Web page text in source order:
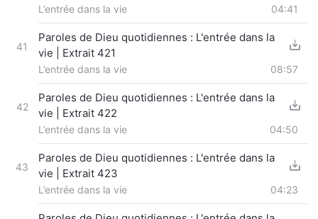
L’entrée dans la vie 04:41
41
Paroles de Dieu quotidiennes : L'entrée dans la
vie | Extrait 421
L’entrée dans la vie 08:57
42
Paroles de Dieu quotidiennes : L'entrée dans la
vie | Extrait 422
L’entrée dans la vie 04:50
43
Paroles de Dieu quotidiennes : L'entrée dans la
vie | Extrait 423
L’entrée dans la vie 04:23